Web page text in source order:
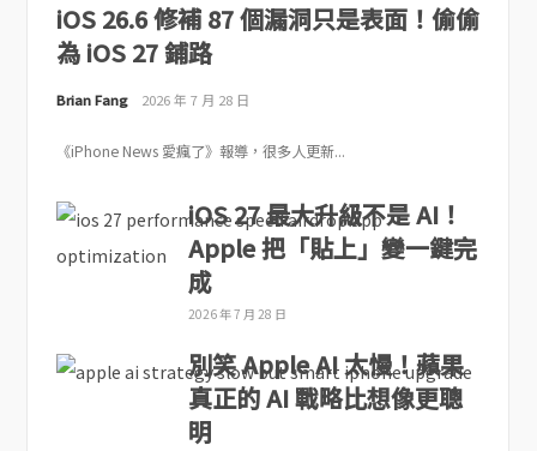
iOS 26.6 修補 87 個漏洞只是表面！偷偷
為 iOS 27 鋪路
Brian Fang 2026 年 7 月 28 日
《iPhone News 愛瘋了》報導，很多人更新...
iOS 27 最大升級不是 AI！
Apple 把「貼上」變一鍵完
成
2026 年 7 月 28 日
別笑 Apple AI 太慢！蘋果
真正的 AI 戰略比想像更聰
明